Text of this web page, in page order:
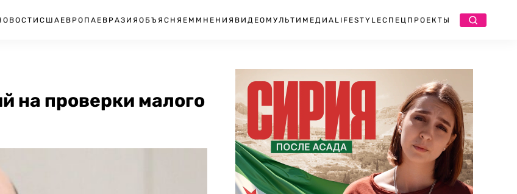
США ЕВРОПА ЕВРАЗИЯ ОБЪЯСНЯЕМ МНЕНИЯ ВИДЕО МУЛЬТИМЕДИА LIFESTYLEСПЕЦПРОЕКТЫ
на проверки малого